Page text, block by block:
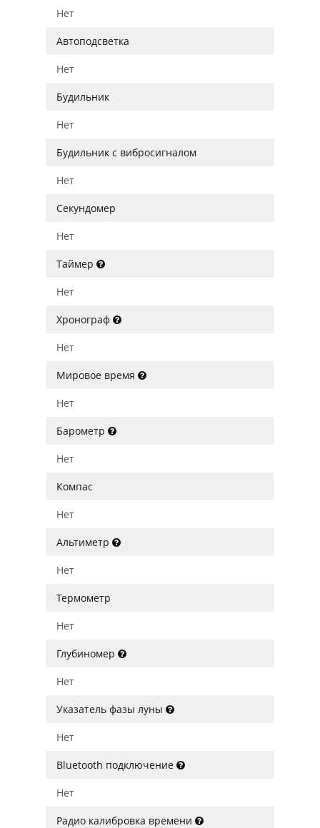
Нет
Автоподсветка
Нет
Будильник
Нет
Будильник с вибросигналом
Нет
Секундомер
Нет
Таймер
Нет
Хронограф
Нет
Мировое время
Нет
Барометр
Нет
Компас
Нет
Альтиметр
Нет
Термометр
Нет
Глубиномер
Нет
Указатель фазы луны
Нет
Bluetooth подключение
Нет
Радио калибровка времени